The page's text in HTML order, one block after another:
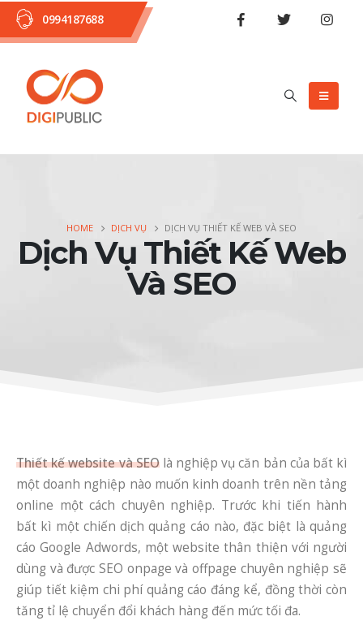
0994187688
HOME DỊCH VỤ DỊCH VỤ THIẾT KẾ WEB VÀ SEO
Dịch Vụ Thiết Kế Web
Và SEO
Thiết kế website và SEOlà nghiệp vụ căn bản của bất kì
một doanh nghiệp nào muốn kinh doanh trên nền tảng
online một cách chuyên nghiệp. Trước khi tiến hành
bất kì một chiến dịch quảng cáo nào, đặc biệt là quảng
cáo Google Adwords, một website thân thiện với người
dùng và được SEO onpage và offpage chuyên nghiệp sẽ
giúp tiết kiệm chi phí quảng cáo đáng kể, đồng thời còn
tăng tỉ lệ chuyển đổi khách hàng đến mức tối đa.